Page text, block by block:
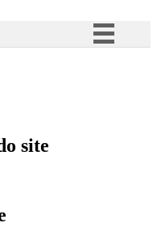
Acesso à informação
site